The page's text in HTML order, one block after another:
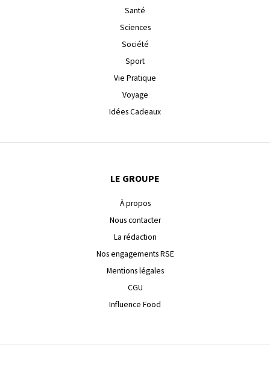
Santé
Sciences
Société
Sport
Vie Pratique
Voyage
Idées Cadeaux
LE GROUPE
À propos
Nous contacter
La rédaction
Nos engagements RSE
Mentions légales
CGU
Influence Food